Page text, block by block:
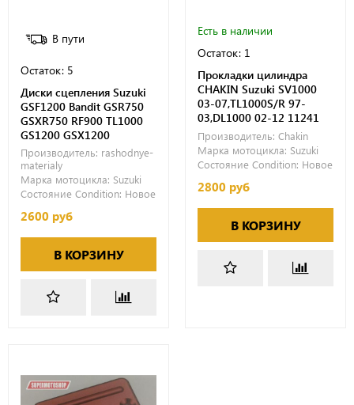
В пути
Остаток: 5
Диски сцепления Suzuki
GSF1200 Bandit GSR750
GSXR750 RF900 TL1000
GS1200 GSX1200
Производитель: rashodnye-
materialy
Марка мотоцикла: Suzuki
Состояние Condition: Новое
2600 руб
В КОРЗИНУ
Есть в наличии
Остаток: 1
Прокладки цилиндра
CHAKIN Suzuki SV1000
03-07,TL1000S/R 97-
03,DL1000 02-12 11241
Производитель: Chakin
Марка мотоцикла: Suzuki
Состояние Condition: Новое
2800 руб
В КОРЗИНУ